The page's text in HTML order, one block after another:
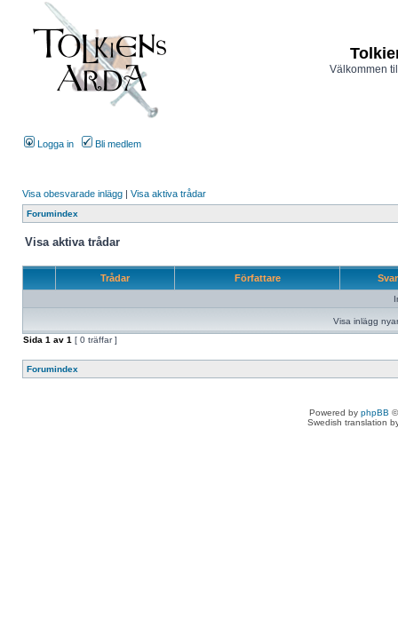
Välkommen
Logga in Bli medlem
Visa obesvarade inlägg | Visa aktiva trådar
Forumindex
Visa aktiva trådar
Trådar Författare
Visa inlägg
Sida 1 av 1 [ 0 träffar ]
Forumindex
Powered by phpBB
Swedish translation